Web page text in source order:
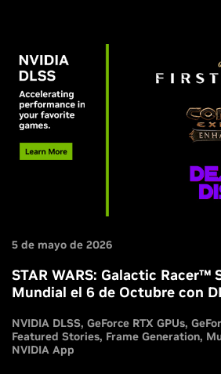
5 de mayo de 2026
STAR WARS: Galactic Racer™
Mundial el 6 de Octubre con
NVIDIA DLSS GeForce RTX GPUs
Featured Stories Frame Generation
NVIDIA App